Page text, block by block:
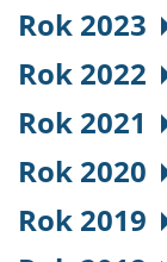
Rok 2023
Rok 2022
Rok 2021
Rok 2020
Rok 2019